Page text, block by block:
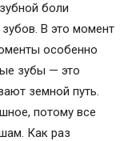
боли
В это момент
особенно
зубы — это
земной путь.
потому все
Как раз